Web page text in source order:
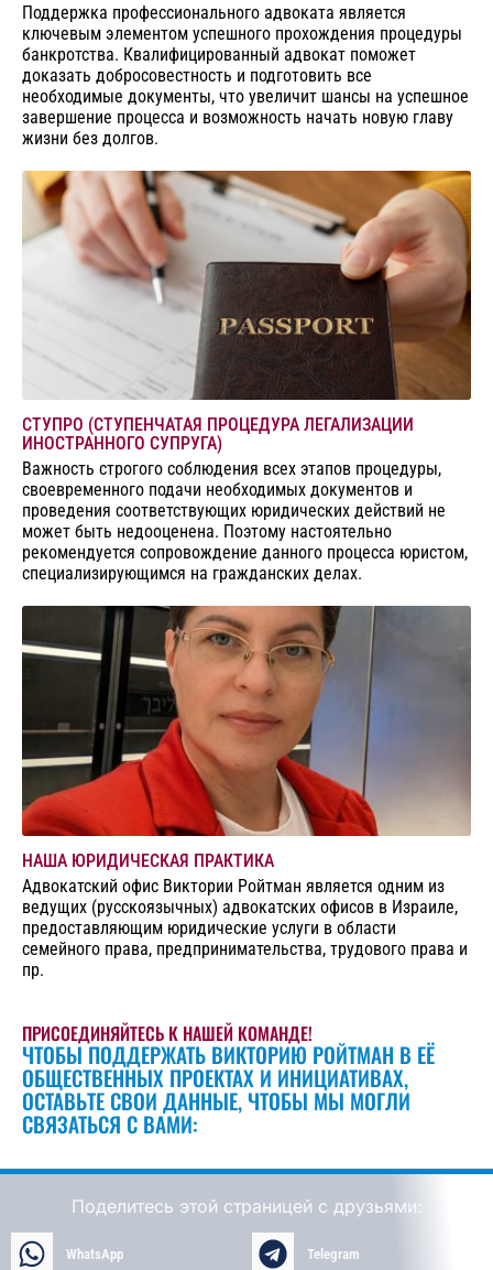
Поддержка профессионального адвоката является
ключевым элементом успешного прохождения процедуры
банкротства. Квалифицированный адвокат поможет
доказать добросовестность и подготовить все
необходимые документы, что увеличит шансы на успешное
завершение процесса и возможность начать новую главу
жизни без долгов.
СТУПРО (СТУПЕНЧАТАЯ ПРОЦЕДУРА ЛЕГАЛИЗАЦИИ
ИНОСТРАННОГО СУПРУГА)
Важность строгого соблюдения всех этапов процедуры,
своевременного подачи необходимых документов и
проведения соответствующих юридических действий не
может быть недооценена. Поэтому настоятельно
рекомендуется сопровождение данного процесса юристом,
специализирующимся на гражданских делах.
НАША ЮРИДИЧЕСКАЯ ПРАКТИКА
Адвокатский офис Виктории Ройтман является одним из
ведущих (русскоязычных) адвокатских офисов в Израиле,
предоставляющим юридические услуги в области
семейного права, предпринимательства, трудового права и
пр.
ПРИСОЕДИНЯЙТЕСЬ К НАШЕЙ КОМАНДЕ!
ЧТОБЫ ПОДДЕРЖАТЬ ВИКТОРИЮ РОЙТМАН В ЕЁ
ОБЩЕСТВЕННЫХ ПРОЕКТАХ И ИНИЦИАТИВАХ,
ОСТАВЬТЕ СВОИ ДАННЫЕ, ЧТОБЫ МЫ МОГЛИ
СВЯЗАТЬСЯ С ВАМИ:
Поделитесь этой страницей с друзьями:
WhatsApp Telegram